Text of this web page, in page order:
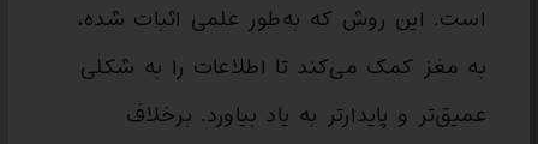
است. این روش که به‌طور علمی اثبات شده،
به مغز کمک می‌کند تا اطلاعات را به شکلی
عمیق‌تر و پایدارتر به یاد بیاورد. برخلاف